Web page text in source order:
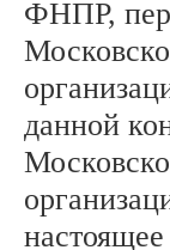
ФНПР,
данной